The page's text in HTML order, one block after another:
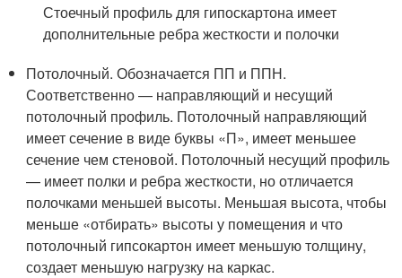
Стоечный профиль для гипоскартона имеет
дополнительные ребра жесткости и полочки
Потолочный. Обозначается ПП и ППН.
Соответственно — направляющий и несущий
потолочный профиль. Потолочный направляющий
имеет сечение в виде буквы «П», имеет меньшее
сечение чем стеновой. Потолочный несущий профиль
— имеет полки и ребра жесткости, но отличается
полочками меньшей высоты. Меньшая высота, чтобы
меньше «отбирать» высоты у помещения и что
потолочный гипсокартон имеет меньшую толщину,
создает меньшую нагрузку на каркас.